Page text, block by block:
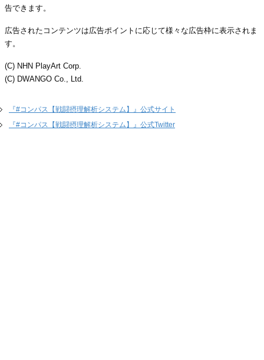
告できます。
広告されたコンテンツは広告ポイントに応じて様々な広告枠に表示されま
す。
(C) NHN PlayArt Corp.
(C) DWANGO Co., Ltd.
『#コンパス【戦闘摂理解析システム】』公式サイト
『#コンパス【戦闘摂理解析システム】』公式Twitter